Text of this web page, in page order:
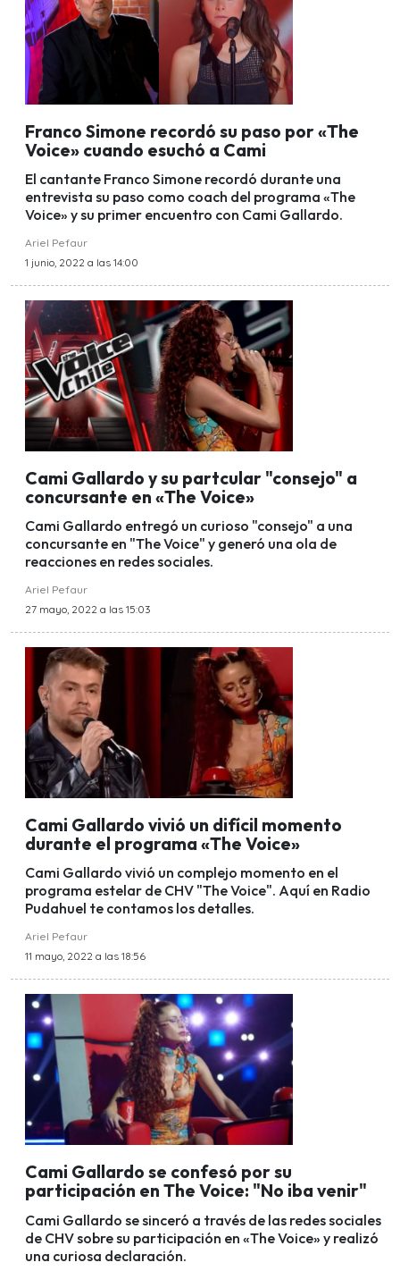
Franco Simone recordó su paso por «The
Voice» cuando esuchó a Cami
El cantante Franco Simone recordó durante una
entrevista su paso como coach del programa «The
Voice» y su primer encuentro con Cami Gallardo.
Ariel Pefaur
1 junio, 2022 a las 14:00
Cami Gallardo y su partcular "consejo" a
concursante en «The Voice»
Cami Gallardo entregó un curioso "consejo" a una
concursante en "The Voice" y generó una ola de
reacciones en redes sociales.
Ariel Pefaur
27 mayo, 2022 a las 15:03
Cami Gallardo vivió un difícil momento
durante el programa «The Voice»
Cami Gallardo vivió un complejo momento en el
programa estelar de CHV "The Voice". Aquí en Radio
Pudahuel te contamos los detalles.
Ariel Pefaur
11 mayo, 2022 a las 18:56
Cami Gallardo se confesó por su
participación en The Voice: "No iba venir"
Cami Gallardo se sinceró a través de las redes sociales
de CHV sobre su participación en «The Voice» y realizó
una curiosa declaración.